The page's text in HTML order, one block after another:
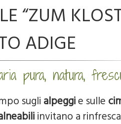
“ZUM
ADIGE
pura, natura,
sugli alpeggie sulle
invitano a